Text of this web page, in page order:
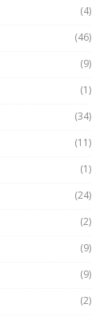
(4)
(46)
(9)
(1)
(34)
(11)
(1)
(24)
(2)
(9)
(9)
(2)